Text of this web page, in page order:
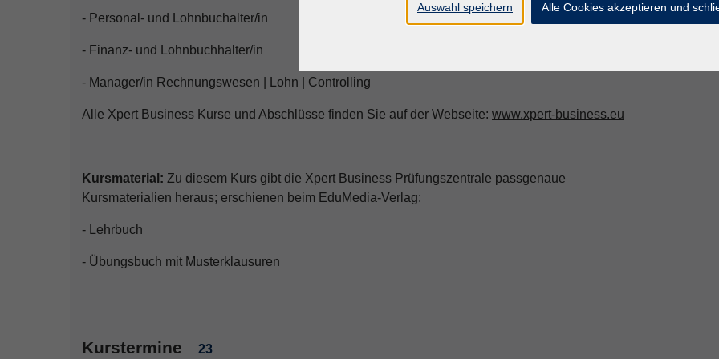
- Personal- und Lohnbuchalter/in
- Finanz- und Lohnbuchhalter/in
- Manager/in Rechnungswesen | Lohn | Controlling
Alle Xpert Business Kurse und Abschlüsse finden Sie auf der Webseite: www.xpert-business.eu
Kursmaterial: Zu diesem Kurs gibt die Xpert Business Prüfungszentrale passgenaue
Kursmaterialien heraus; erschienen beim EduMedia-Verlag:
- Lehrbuch
- Übungsbuch mit Musterklausuren
Kurstermine 23
Auswahl speichern Alle Cookies akzeptieren und